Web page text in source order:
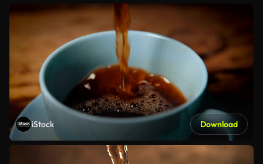
iStock Download